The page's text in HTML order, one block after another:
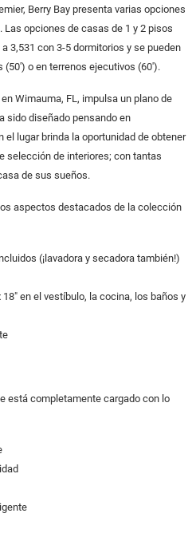
Berry Bay presenta varias opciones
Las opciones de casas de 1 y 2 pisos
3,531 con 3-5 dormitorios y se pueden
o en terrenos ejecutivos (60′).
Wimauma, FL, impulsa un plano de
sido diseñado pensando en
lugar brinda la oportunidad de obtener
selección de interiores; con tantas
de sus sueños.
aspectos destacados de la colección
(¡lavadora y secadora también!)
en el vestíbulo, la cocina, los baños y
está completamente cargado con lo